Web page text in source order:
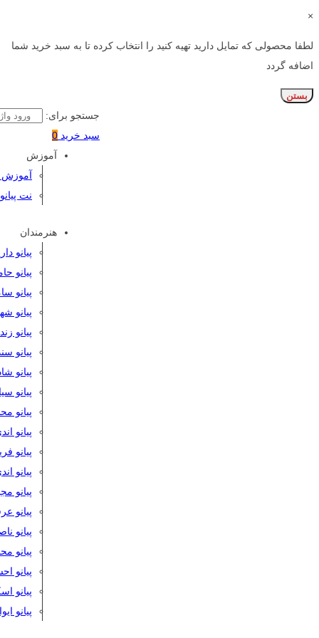
×
لطفا محصولی که تمایل دارید تهیه کنید را انتخاب کرده تا به سبد خرید شما
اضافه گردد
بستن
جستجو برای:
سبد خرید 0
آموزش
آموزش
نت پیانو
هنرمندان
پیانو
پیانو
پیانو
پیانو
پیانو
پیانو
پیانو
پیانو
پیانو
پیانو
پیانو
پیانو
پیانو
پیانو
پیانو
پیانو
پیانو
پیانو
پیانو